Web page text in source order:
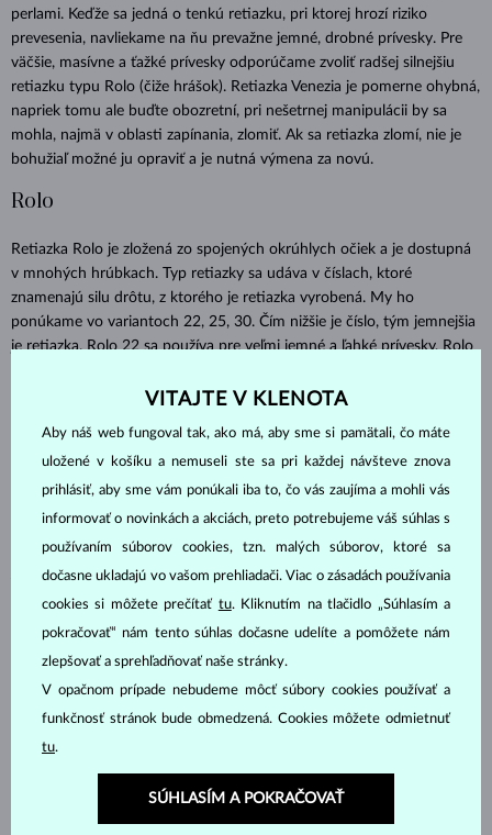
perlami. Keďže sa jedná o tenkú retiazku, pri ktorej hrozí riziko
prevesenia, navliekame na ňu prevažne jemné, drobné prívesky. Pre
väčšie, masívne a ťažké prívesky odporúčame zvoliť radšej silnejšiu
retiazku typu Rolo (čiže hrášok). Retiazka Venezia je pomerne ohybná,
napriek tomu ale buďte obozretní, pri nešetrnej manipulácii by sa
mohla, najmä v oblasti zapínania, zlomiť. Ak sa retiazka zlomí, nie je
bohužiaľ možné ju opraviť a je nutná výmena za novú.
Rolo
Retiazka Rolo je zložená zo spojených okrúhlych očiek a je dostupná
v mnohých hrúbkach. Typ retiazky sa udáva v číslach, ktoré
znamenajú silu drôtu, z ktorého je retiazka vyrobená. My ho
ponúkame vo variantoch 22, 25, 30. Čím nižšie je číslo, tým jemnejšia
je retiazka. Rolo 22 sa používa pre veľmi jemné a ľahké prívesky, Rolo
retiazka, ktorá je vhodná aj pre ťažšie prívesky.
Retiazka je ideálna pre väčšinu šperkov, vrátane tých
minimalistických. My ju radi kombinujeme napríklad s jednoduchým
typom osadenia bezel. Typ retiazky Rolo sa často volí v kombinácii s
Anker
vždy kolmo a môžu mať rôzny tvar - guľatý, oválny alebo dokonca aj
hranatý. Anker, ktorý nájdete v našej ponuke má očká oválne s
brúsenými plôškami po oboch stranách, čo dodáva retiazke vysoký
lesk a vyzdvihuje krásu drahého kovu. Veľkou výhodou tohto typu
retiazky je jej pevnosť. Touto vlastnosťou vyniká nad všetkými inými
VITAJTE V KLENOTA
Aby náš web fungoval tak, ako má, aby sme si pamätali, čo máte
uložené v košíku a nemuseli ste sa pri každej návšteve znova
prihlásiť, aby sme vám ponúkali iba to, čo vás zaujíma a mohli vás
informovať o novinkách a akciách, preto potrebujeme váš súhlas s
používaním súborov cookies, tzn. malých súborov, ktoré sa
dočasne ukladajú vo vašom prehliadači. Viac o zásadách používania
cookies si môžete prečítať tu. Kliknutím na tlačidlo „Súhlasím a
pokračovať“ nám tento súhlas dočasne udelíte a pomôžete nám
zlepšovať a sprehľadňovať naše stránky.
V opačnom prípade nebudeme môcť súbory cookies používať a
funkčnosť stránok bude obmedzená. Cookies môžete odmietnuť
tu.
SÚHLASÍM A POKRAČOVAŤ